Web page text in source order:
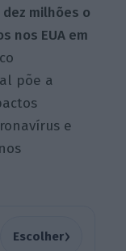
milhões o
nos EUA em
põe a
e
Escolher›